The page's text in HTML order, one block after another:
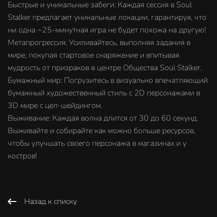
Быстрые и уникальные забеги: Каждая сессия в Soul
Stalker предлагает уникальные локации, гарантируя, что
ни одна ~25-минутная игра не будет похожа на другую!
Метапрогрессия: Усиливайтесь, выполняя задания в
мире, покупая стартовое снаряжение и впитывая
мудрость от призраков в центре Общества Soul Stalker.
Бумажный мир: Погрузитесь в визуально впечатляющий
бумажный художественный стиль с 2D персонажами в
3D мире с цел-шейдингом.
Выживание: Каждая волна длится от 30 до 60 секунд.
Выживайте и собирайте как можно больше ресурсов,
чтобы улучшать своего персонажа в магазинах и у
костров!
Назад к списку